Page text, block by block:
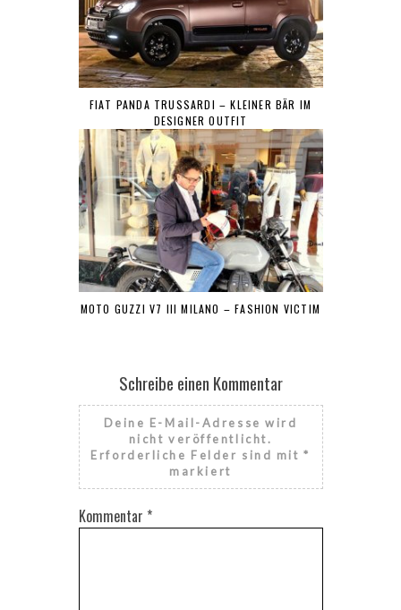
FIAT PANDA TRUSSARDI – KLEINER BÄR IM
DESIGNER OUTFIT
MOTO GUZZI V7 III MILANO – FASHION VICTIM
Schreibe einen Kommentar
Deine E-Mail-Adresse wird
nicht veröffentlicht.
Erforderliche Felder sind mit*
markiert
Kommentar *